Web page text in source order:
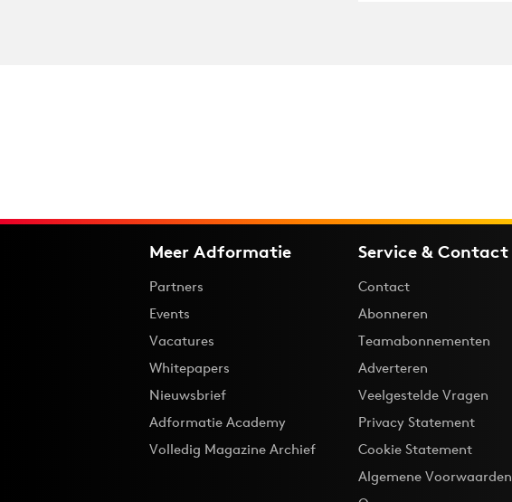
Meer Adformatie
Partners
Events
Vacatures
Whitepapers
Nieuwsbrief
Adformatie Academy
Volledig Magazine Archief
Service & Contact
Contact
Abonneren
Teamabonnementen
Adverteren
Veelgestelde Vragen
Privacy Statement
Cookie Statement
Algemene Voorwaarden